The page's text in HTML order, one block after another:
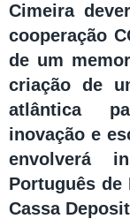
Cimeira
cooperação
de um
criação de
atlântica
inovação e
envolverá
Português de
Cassa